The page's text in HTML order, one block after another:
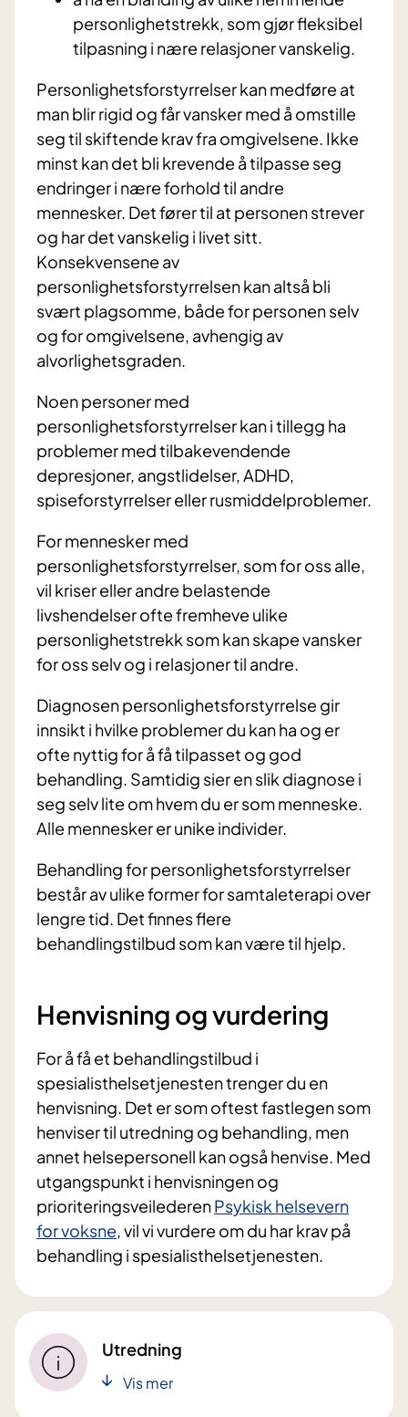
personlighetstrekk, som gjør fleksibel
tilpasning i nære relasjoner vanskelig.
Personlighetsforstyrrelser kan medføre at
man blir rigid og får vansker med å omstille
seg til skiftende krav fra omgivelsene. Ikke
minst kan det bli krevende å tilpasse seg
endringer i nære forhold til andre
mennesker. Det fører til at personen strever
og har det vanskelig i livet sitt.
Konsekvensene av
personlighetsforstyrrelsen kan altså bli
svært plagsomme, både for personen selv
og for omgivelsene, avhengig av
alvorlighetsgraden.
Noen personer med
personlighetsforstyrrelser kan i tillegg ha
problemer med tilbakevendende
depresjoner, angstlidelser, ADHD,
spiseforstyrrelser eller rusmiddelproblemer.
For mennesker med
personlighetsforstyrrelser, som for oss alle,
vil kriser eller andre belastende
livshendelser ofte fremheve ulike
personlighetstrekk som kan skape vansker
for oss selv og i relasjoner til andre.
Diagnosen personlighetsforstyrrelse gir
innsikt i hvilke problemer du kan ha og er
ofte nyttig for å få tilpasset og god
behandling. Samtidig sier en slik diagnose i
seg selv lite om hvem du er som menneske.
Alle mennesker er unike individer.
Behandling for personlighetsforstyrrelser
består av ulike former for samtaleterapi over
lengre tid. Det finnes flere
behandlingstilbud som kan være til hjelp.
Henvisning og vurdering
For å få et behandlingstilbud i
spesialisthelsetjenesten trenger du en
henvisning. Det er som oftest fastlegen som
henviser til utredning og behandling, men
annet helsepersonell kan også henvise. Med
utgangspunkt i henvisningen og
prioriteringsveilederenPsykisk helsevern
for voksne, vil vi vurdere om du har krav på
behandling i spesialisthelsetjenesten.
Utredning
Vis mer